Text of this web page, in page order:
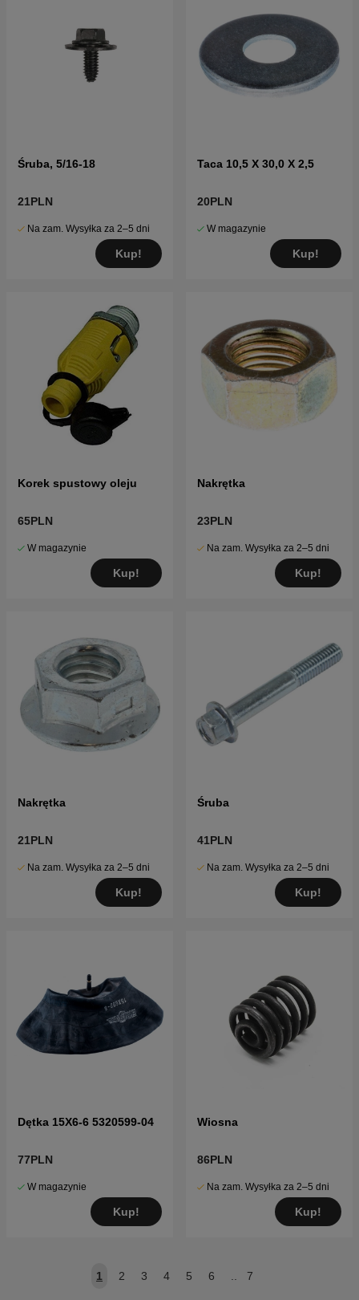
Śruba, 5/16-18
21PLN
Na zam. Wysyłka za 2–5 dni
Kup!
Taca 10,5 X 30,0 X 2,5
20PLN
W magazynie
Kup!
Korek spustowy oleju
65PLN
W magazynie
Kup!
Nakrętka
23PLN
Na zam. Wysyłka za 2–5 dni
Kup!
Nakrętka
21PLN
Na zam. Wysyłka za 2–5 dni
Kup!
Śruba
41PLN
Na zam. Wysyłka za 2–5 dni
Kup!
Dętka 15X6-6 5320599-04
77PLN
W magazynie
Kup!
Wiosna
86PLN
Na zam. Wysyłka za 2–5 dni
Kup!
1 2 3 4 5 6 7